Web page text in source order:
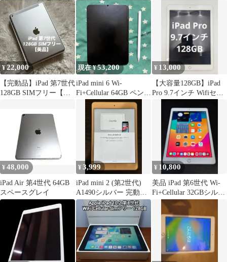
ラーモデル
¥22,000
【完動品】iPad 第7世代
128GB SIMフリー【す
現在 ¥53,200
iPad mini 6 Wi-
Fi+Cellular 64GB ペン・
ケース付き
¥ 13,000
【大容量128GB】iPad
Pro 9.7インチ Wifiセル
¥48,000
iPad Air 第4世代 64GB
スペースグレイ
¥3,999
iPad mini 2 (第2世代)
A1490シルバー 完動品
①
¥ 10,800
美品 iPad 第6世代 Wi-
Fi+Cellular 32GBシルバ
ー No2